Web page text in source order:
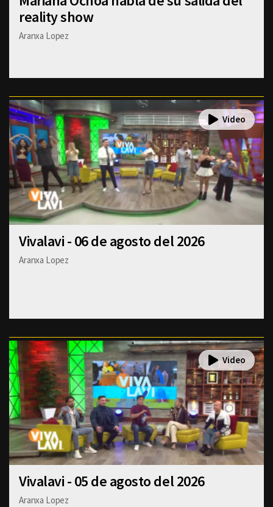
reality show
Aranxa Lopez
Vivalavi - 06 de agosto del 2026
Aranxa Lopez
Vivalavi - 05 de agosto del 2026
Aranxa Lopez